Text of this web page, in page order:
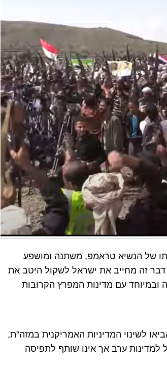
של הנשיא טראמפ, משתנה ומושפע
זה מחייב את ישראל לשקול היטב את
ובמיוחד עם מדינות המפרץ הקרובות
לשינוי המדיניות האמריקנית במזה"ת,
למדינות ערב אך אינו שותף לתפיסה